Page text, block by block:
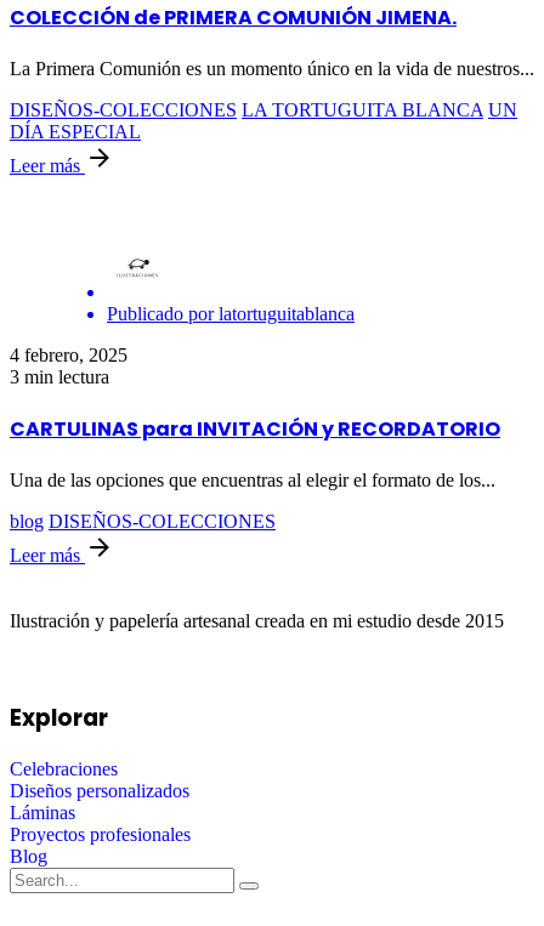
COLECCIÓN de PRIMERA COMUNIÓN JIMENA.
La Primera Comunión es un momento único en la vida de nuestros...
DISEÑOS-COLECCIONES LA TORTUGUITA BLANCA UN
DÍA ESPECIAL
Leer más
Publicado por latortuguitablanca
4 febrero, 2025
3 min lectura
CARTULINAS para INVITACIÓN y RECORDATORIO
Una de las opciones que encuentras al elegir el formato de los...
blog DISEÑOS-COLECCIONES
Leer más
Ilustración y papelería artesanal creada en mi estudio desde 2015
Explorar
Celebraciones
Diseños personalizados
Láminas
Proyectos profesionales
Blog